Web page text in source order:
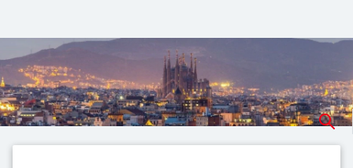
Mehr als 8.000 neue Ziele in Europa
Ob nach Narvik am Polarkreis oder nach Barcelona ans